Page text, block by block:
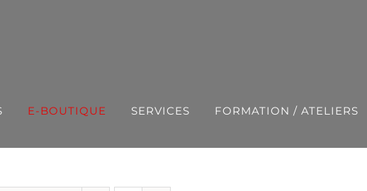
E-BOUTIQUE SERVICES FORMATION / ATELIERS